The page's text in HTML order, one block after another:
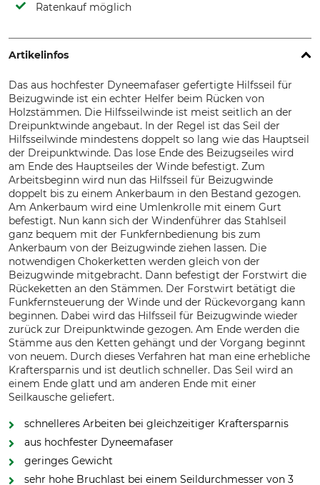
Ratenkauf möglich
Artikelinfos
Das aus hochfester Dyneemafaser gefertigte Hilfsseil für
Beizugwinde ist ein echter Helfer beim Rücken von
Holzstämmen. Die Hilfsseilwinde ist meist seitlich an der
Dreipunktwinde angebaut. In der Regel ist das Seil der
Hilfsseilwinde mindestens doppelt so lang wie das Hauptseil
der Dreipunktwinde. Das lose Ende des Beizugseiles wird
am Ende des Hauptseiles der Winde befestigt. Zum
Arbeitsbeginn wird nun das Hilfsseil für Beizugwinde
doppelt bis zu einem Ankerbaum in den Bestand gezogen.
Am Ankerbaum wird eine Umlenkrolle mit einem Gurt
befestigt. Nun kann sich der Windenführer das Stahlseil
ganz bequem mit der Funkfernbedienung bis zum
Ankerbaum von der Beizugwinde ziehen lassen. Die
notwendigen Chokerketten werden gleich von der
Beizugwinde mitgebracht. Dann befestigt der Forstwirt die
Rückeketten an den Stämmen. Der Forstwirt betätigt die
Funkfernsteuerung der Winde und der Rückevorgang kann
beginnen. Dabei wird das Hilfsseil für Beizugwinde wieder
zurück zur Dreipunktwinde gezogen. Am Ende werden die
Stämme aus den Ketten gehängt und der Vorgang beginnt
von neuem. Durch dieses Verfahren hat man eine erhebliche
Kraftersparnis und ist deutlich schneller. Das Seil wird an
einem Ende glatt und am anderen Ende mit einer
Seilkausche geliefert.
schnelleres Arbeiten bei gleichzeitiger Kraftersparnis
aus hochfester Dyneemafaser
geringes Gewicht
sehr hohe Bruchlast bei einem Seildurchmesser von 3